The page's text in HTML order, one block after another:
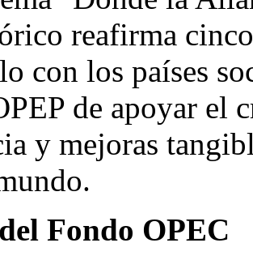
reafirma
con los países
de apoyar el
y mejoras
Fondo OPEC